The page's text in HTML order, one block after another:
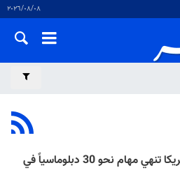
٠٨‏/٠٨‏/٢٠٢٦
امریکا تنهي مهام نحو 30 دبلوماسياً في